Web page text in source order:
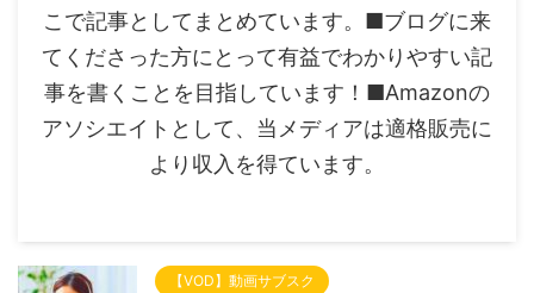
こで記事としてまとめています。■ブログに来
てくださった方にとって有益でわかりやすい記
事を書くことを目指しています！■Amazonの
アソシエイトとして、当メディアは適格販売に
より収入を得ています。
【VOD】動画サブスク